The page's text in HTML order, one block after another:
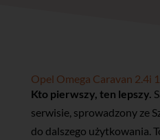
Opel Omega Caravan 2.4i
Kto pierwszy, ten lepszy.
serwisie, sprowadzony ze
do dalszego użytkowania.